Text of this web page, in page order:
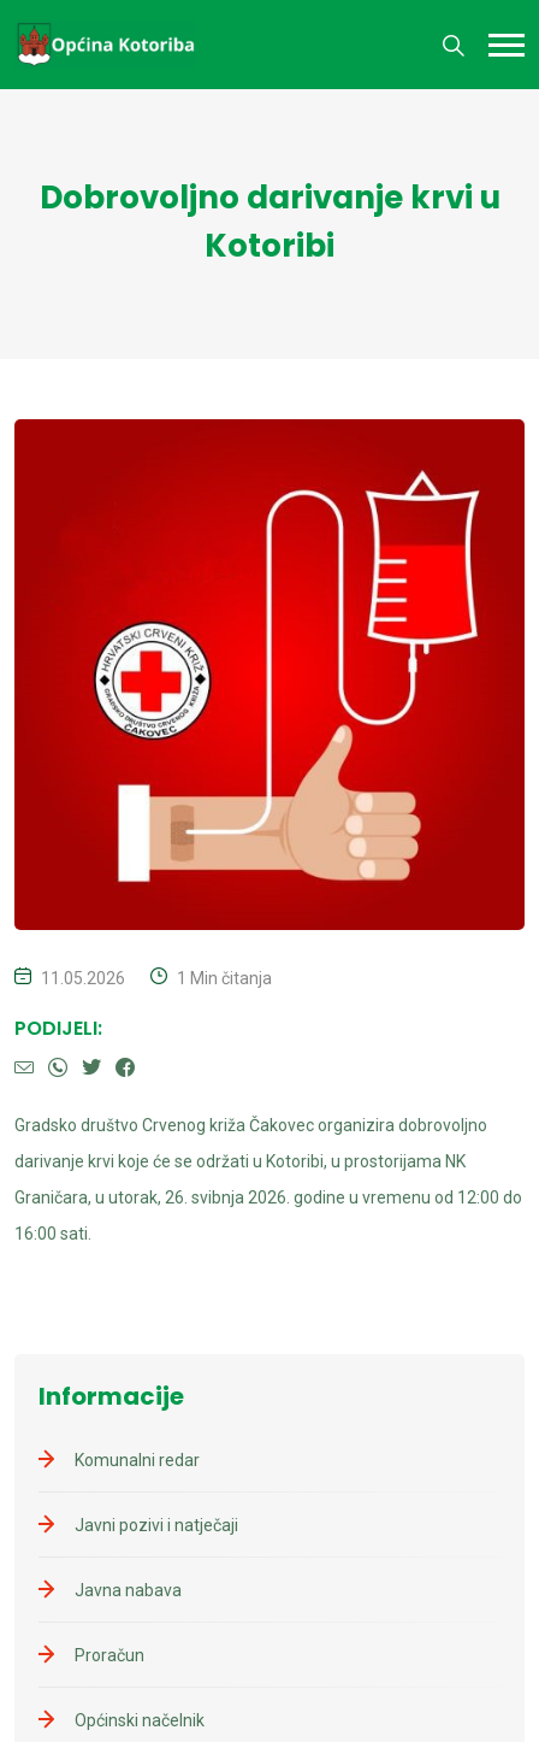
Dobrovoljno darivanje krvi u
Kotoribi
11.05.2026 1 Min čitanja
PODIJELI:
Gradsko društvo Crvenog križa Čakovec organizira dobrovoljno
darivanje krvi koje će se održati u Kotoribi, u prostorijama NK
Graničara, u utorak, 26. svibnja 2026. godine u vremenu od 12:00 do
16:00 sati.
Informacije
Komunalni redar
Javni pozivi i natječaji
Javna nabava
Proračun
Općinski načelnik